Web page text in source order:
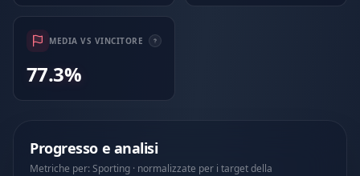
MEDIA VS VINCITORE
77.3%
Progresso e analisi
Metriche per: Sporting · normalizzate per i target della